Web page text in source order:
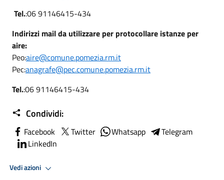
Tel.:06 91146415-434
Indirizzi mail da utilizzare per protocollare istanze per
aire:
Peo:aire@comune.pomezia.rm.it
Pec:anagrafe@pec.comune.pomezia.rm.it
Tel.:06 91146415-434
Condividi:
Facebook Twitter Whatsapp
Telegram
LinkedIn
Vedi azioni